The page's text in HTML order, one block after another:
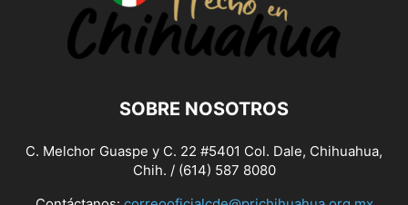
SOBRE NOSOTROS
C. Melchor Guaspe y C. 22 #5401 Col. Dale, Chihuahua,
Chih. / (614) 587 8080